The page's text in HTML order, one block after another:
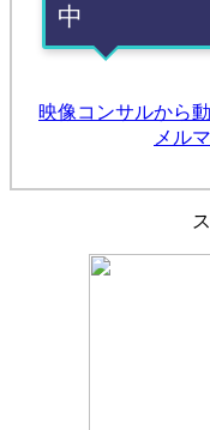
中
映像コンサルから
メル